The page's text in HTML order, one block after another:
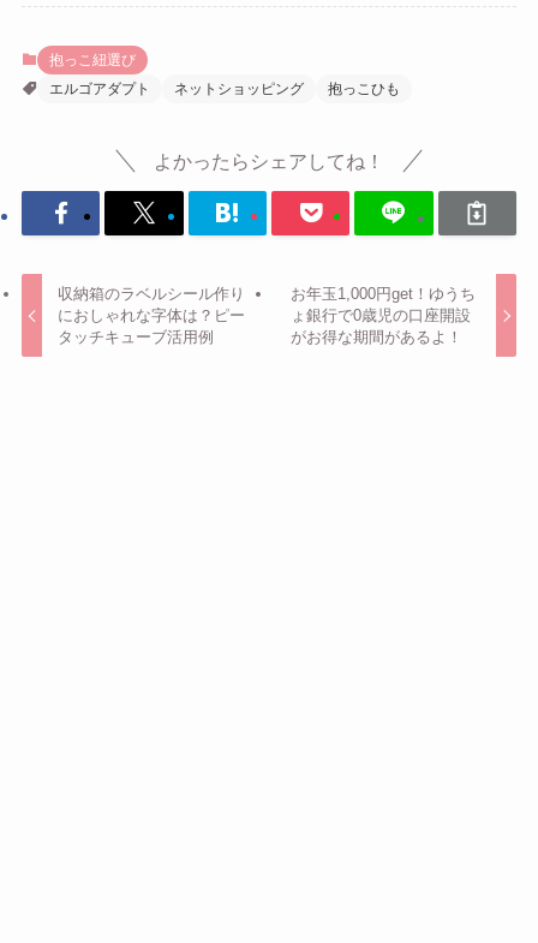
抱っこ紐選び
エルゴアダプト
ネットショッピング 抱っこひも
よかったらシェアしてね！
収納箱のラベルシール作り
におしゃれな字体は？ピー
タッチキューブ活用例
お年玉1,000円get！ゆうち
ょ銀行で0歳児の口座開設
がお得な期間があるよ！